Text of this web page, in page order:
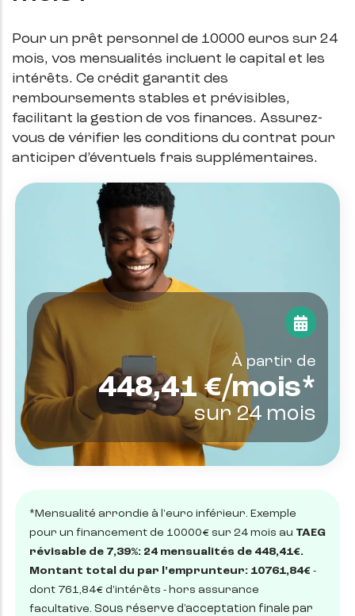
Pour un prêt personnel de 10000 euros sur 24
mois, vos mensualités incluent le capital et les
intérêts. Ce crédit garantit des
remboursements stables et prévisibles,
facilitant la gestion de vos finances. Assurez-
vous de vérifier les conditions du contrat pour
anticiper d’éventuels frais supplémentaires.
À partir de
448,41€/mois*
sur 24 mois
*Mensualité arrondie à l'euro inférieur. Exemple
pour un financement de 10000€ sur 24 mois au TAEG
révisable de 7,39%: 24 mensualités de 448,41€.
Montant total du par l'emprunteur: 10761,84€-
dont 761,84€ d'intérêts - hors assurance
facultative. Sous réserve d'acceptation finale par